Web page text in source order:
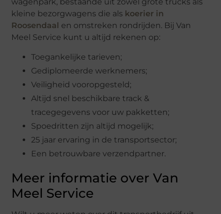
kleine bezorgwagens die als koerier in
Roosendaal en omstreken rondrijden. Bij Van
Meel Service kunt u altijd rekenen op:
Toegankelijke tarieven;
Gediplomeerde werknemers;
Veiligheid vooropgesteld;
Altijd snel beschikbare track &
tracegegevens voor uw pakketten;
Spoedritten zijn altijd mogelijk;
25 jaar ervaring in de transportsector;
Een betrouwbare verzendpartner.
Meer informatie over Van
Meel Service